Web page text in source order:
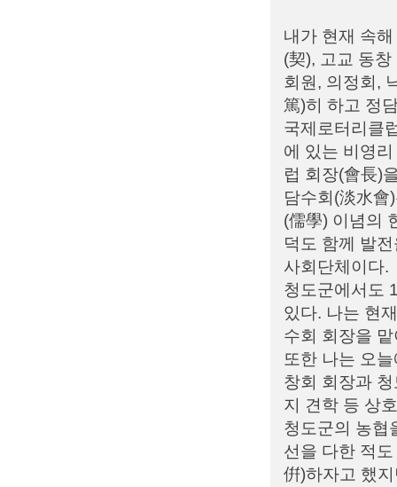
내가 현재 속
(契), 고교 동
회원, 의정회,
篤)히 하고 정
국제로터리클
에 있는 비영
럽 회장(會長)
담수회(淡水會
(儒學) 이념의
덕도 함께 발
사회단체이다.
청도군에서도
있다. 나는 현
수회 회장을
또한 나는 오
창회 회장과
지 견학 등 상
청도군의 농협
선을 다한 적
倂)하자고 했